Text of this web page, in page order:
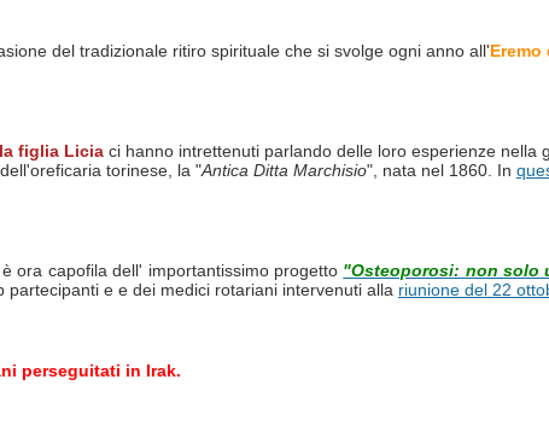
del tradizionale ritiro spirituale che si svolge ogni anno all'Eremo
figlia Licia ci hanno intrettenuti parlando delle loro esperienze nella
torinese, la "Antica Ditta Marchisio", nata nel 1860. In
ora capofila dell' importantissimo progetto "Osteoporosi: non solo
partecipanti e e dei medici rotariani intervenuti alla riunione del 22
perseguitati in Irak.